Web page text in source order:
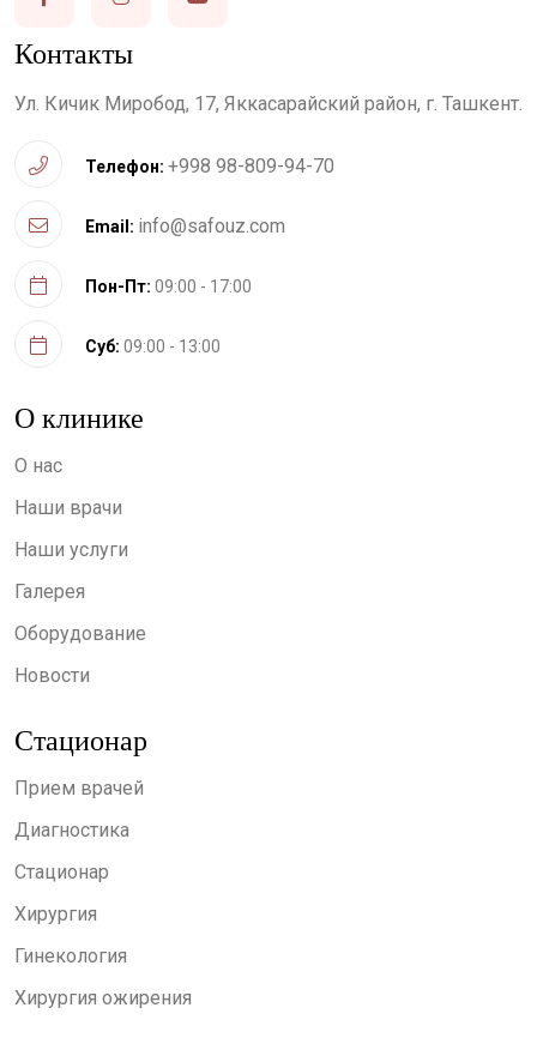
Контакты
Ул. Кичик Миробод, 17, Яккасарайский район, г. Ташкент.
Телефон: +998 98-809-94-70
Email: info@safouz.com
Пон-Пт: 09:00 - 17:00
Суб: 09:00 - 13:00
О клинике
О нас
Наши врачи
Наши услуги
Галерея
Оборудование
Новости
Стационар
Прием врачей
Диагностика
Стационар
Хирургия
Гинекология
Хирургия ожирения